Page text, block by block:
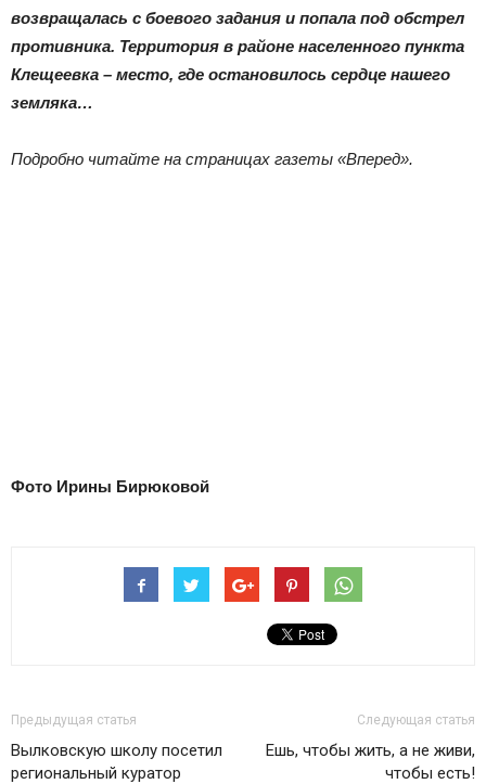
возвращалась с боевого задания и попала под обстрел
противника. Территория в районе населенного пункта
Клещеевка – место, где остановилось сердце нашего
земляка…
Подробно читайте на страницах газеты «Вперед».
Фото Ирины Бирюковой
Предыдущая статья
Вылковскую школу посетил
региональный куратор
Следующая статья
Ешь, чтобы жить, а не живи,
чтобы есть!